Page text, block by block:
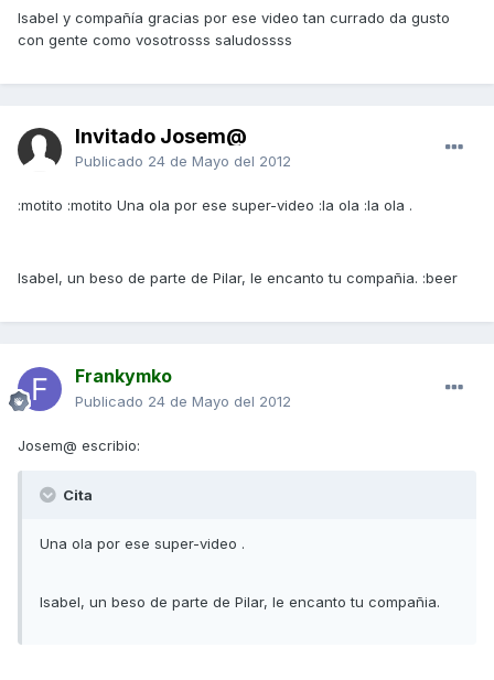
Isabel y compañía gracias por ese video tan currado da gusto
con gente como vosotrosss saludossss
Invitado Josem@
Publicado 24 de Mayo del 2012
:motito :motito Una ola por ese super-video :la ola :la ola .
Isabel, un beso de parte de Pilar, le encanto tu compañia. :beer
Frankymko
Publicado 24 de Mayo del 2012
Josem@ escribio:
Cita
Una ola por ese super-video .
Isabel, un beso de parte de Pilar, le encanto tu compañia.